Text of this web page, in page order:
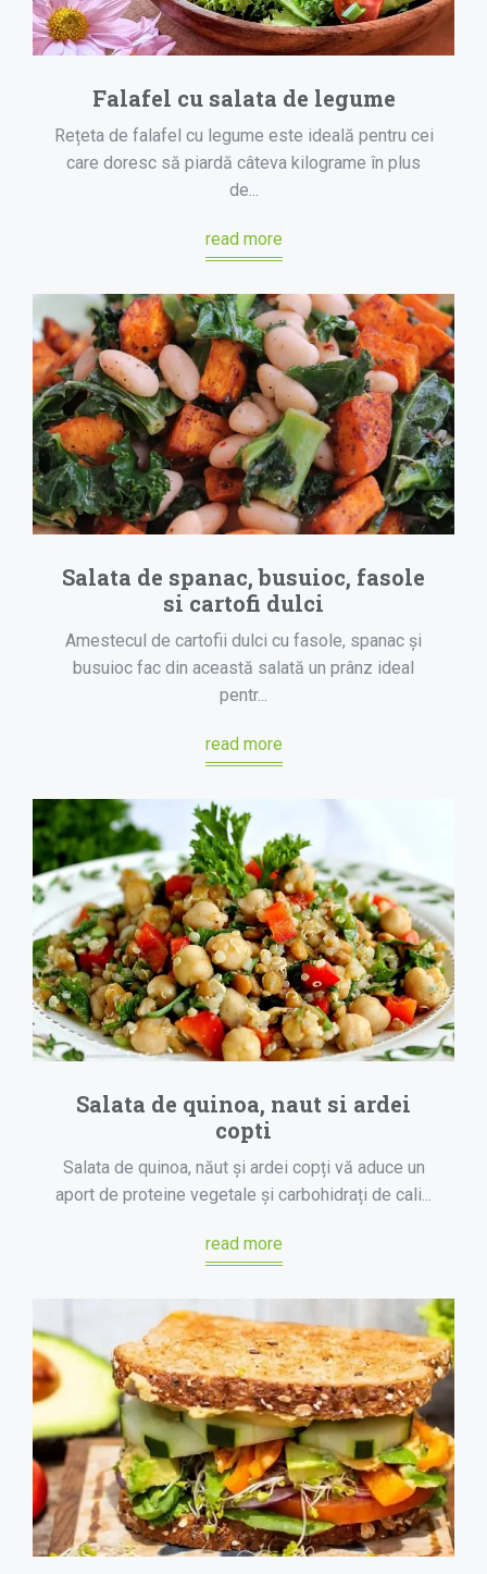
Falafel cu salata de legume
Rețeta de falafel cu legume este ideală pentru cei
care doresc să piardă câteva kilograme în plus
de...
read more
Salata de spanac, busuioc, fasole
si cartofi dulci
Amestecul de cartofii dulci cu fasole, spanac și
busuioc fac din această salată un prânz ideal
pentr...
read more
Salata de quinoa, naut si ardei
copti
Salata de quinoa, năut și ardei copți vă aduce un
aport de proteine vegetale și carbohidrați de cali...
read more